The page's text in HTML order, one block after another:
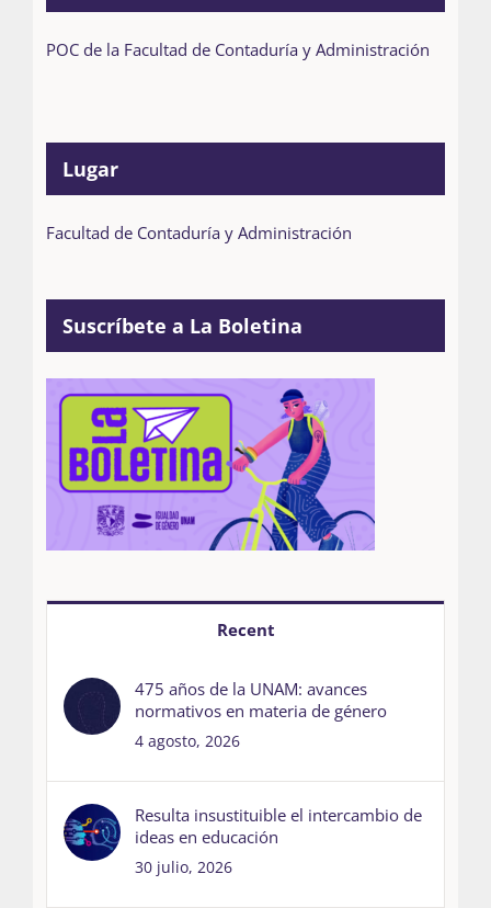
POC de la Facultad de Contaduría y Administración
Lugar
Facultad de Contaduría y Administración
Suscríbete a La Boletina
Recent
475 años de la UNAM: avances
normativos en materia de género
4 agosto, 2026
Resulta insustituible el intercambio de
ideas en educación
30 julio, 2026